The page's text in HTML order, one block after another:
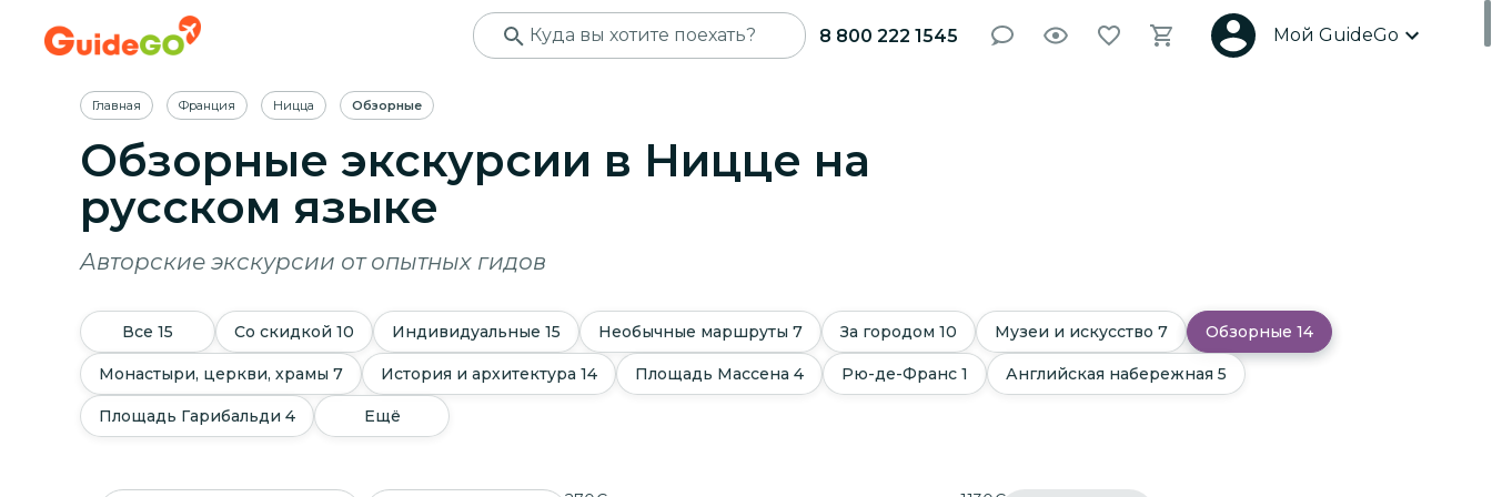
8 800 222 1545 Мой GuideGo
Главная Франция Ницца Обзорные
Обзорные экскурсии в Ницце на
русском языке
Авторские экскурсии от опытных гидов
Все 15 Со скидкой 10 Индивидуальные 15 Необычные маршруты 7 За городом 10 Музеи и искусство 7 Обзорные 14
Монастыри, церкви, храмы 7 История и архитектура 14 Площадь Массена 4 Рю-де-Франс 1 Английская набережная 5
Площадь Гарибальди 4 Ещё